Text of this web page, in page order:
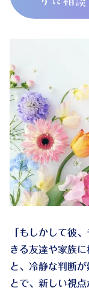
「もしかして彼
きる友達や家族
と、冷静な判断
とで、新しい視点